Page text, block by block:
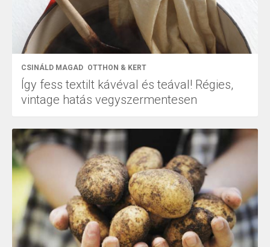
CSINÁLD MAGAD OTTHON & KERT
Így fess textilt kávéval és teával! Régies,
vintage hatás vegyszermentesen